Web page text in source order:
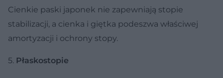
Cienkie paski japonek nie zapewniają stopie
stabilizacji, a cienka i giętka podeszwa właściwej
amortyzacji i ochrony stopy.
5. Płaskostopie